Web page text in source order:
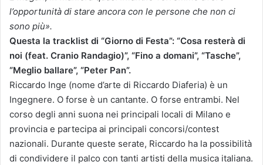
l’opportunità di stare ancora con le persone che non ci
sono più».
Questa la tracklist di “Giorno di Festa”: “Cosa resterà di
noi (feat. Cranio Randagio)”, “Fino a domani”, “Tasche”,
“Meglio ballare”, “Peter Pan”.
Riccardo Inge (nome d’arte di Riccardo Diaferia) è un
Ingegnere. O forse è un cantante. O forse entrambi. Nel
corso degli anni suona nei principali locali di Milano e
provincia e partecipa ai principali concorsi/contest
nazionali. Durante queste serate, Riccardo ha la possibilità
di condividere il palco con tanti artisti della musica italiana.